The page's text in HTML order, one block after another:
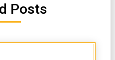
Posts